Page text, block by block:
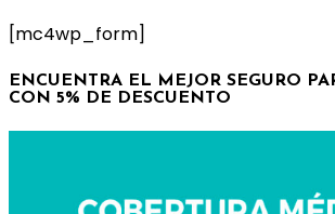
[mc4wp_form]
ENCUENTRA EL MEJOR SEGURO
CON 5% DE DESCUENTO